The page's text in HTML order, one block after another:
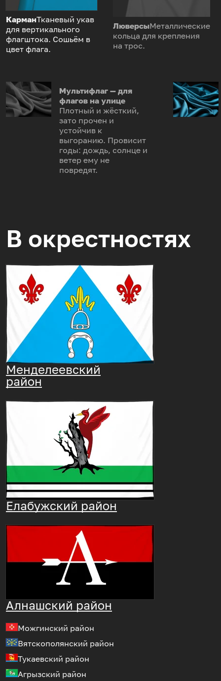
КарманТканевый укав
для вертикального
флагштока. Сошьём в
цвет флага.
ЛюверсыМеталлические
кольца для крепления
на трос.
Мультифлаг — для
флагов на улице
Плотный и жёсткий,
зато прочен и
устойчив к
выгоранию. Провисит
годы: дождь, солнце и
ветер ему не
повредят.
В окрестностях
Менделеевский
район
Елабужский район
Алнашский район
Можгинский район
Вятскополянский район
Тукаевский район
Агрызский район